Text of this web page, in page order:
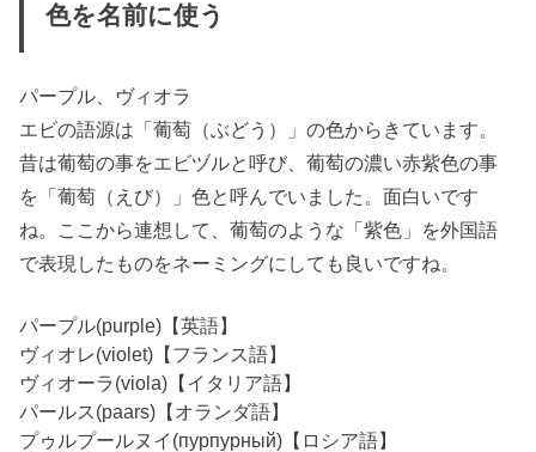
色を名前に使う
パープル、ヴィオラ
エビの語源は「葡萄（ぶどう）」の色からきています。
昔は葡萄の事をエビヅルと呼び、葡萄の濃い赤紫色の事
を「葡萄（えび）」色と呼んでいました。面白いです
ね。ここから連想して、葡萄のような「紫色」を外国語
で表現したものをネーミングにしても良いですね。
パープル(purple)【英語】
ヴィオレ(violet)【フランス語】
ヴィオーラ(viola)【イタリア語】
パールス(paars)【オランダ語】
プゥルプールヌイ(пурпурный)【ロシア語】